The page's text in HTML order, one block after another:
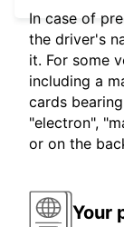
In case of
the driver's
it. For some
including a
cards
"electron",
or on the
Your